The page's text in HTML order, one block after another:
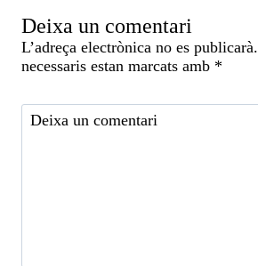
Deixa un comentari
L’adreça electrònica no es publicarà.
necessaris estan marcats amb *